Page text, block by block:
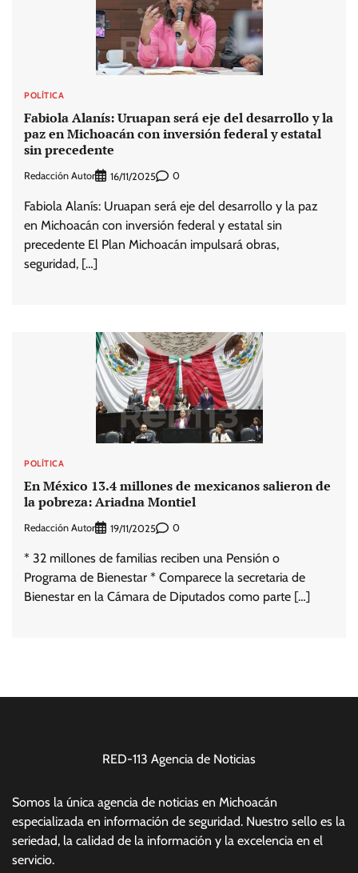
POLÍTICA
Fabiola Alanís: Uruapan será eje del desarrollo y la
paz en Michoacán con inversión federal y estatal
sin precedente
Redacción Autor 16/11/2025 0
Fabiola Alanís: Uruapan será eje del desarrollo y la paz
en Michoacán con inversión federal y estatal sin
precedente El Plan Michoacán impulsará obras,
seguridad, […]
POLÍTICA
En México 13.4 millones de mexicanos salieron de
la pobreza: Ariadna Montiel
Redacción Autor 19/11/2025 0
* 32 millones de familias reciben una Pensión o
Programa de Bienestar * Comparece la secretaria de
Bienestar en la Cámara de Diputados como parte […]
RED-113 Agencia de Noticias
Somos la única agencia de noticias en Michoacán
especializada en información de seguridad. Nuestro sello es la
seriedad, la calidad de la información y la excelencia en el
servicio.